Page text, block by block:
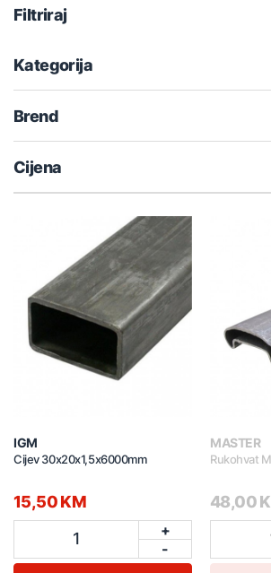
Filtriraj
Kategorija
Brend
Cijena
IGM
Cijev 30x20x1,5x6000mm
15,50 KM
1
+
-
MASTER
Rukohvat
48,00